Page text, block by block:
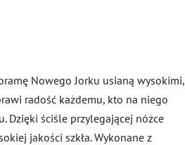
Nowego Jorku usianą wysokimi,
radość każdemu, kto na niego
Dzięki ściśle przylegającej nóżce
jakości szkła. Wykonane z